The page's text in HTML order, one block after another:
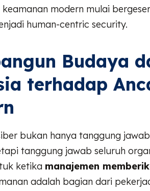
modern mulai
human-centric security.
Budaya
terhadap
bukan hanya tanggung
tanggung jawab seluruh
ketika manajemen
adalah bagian dari